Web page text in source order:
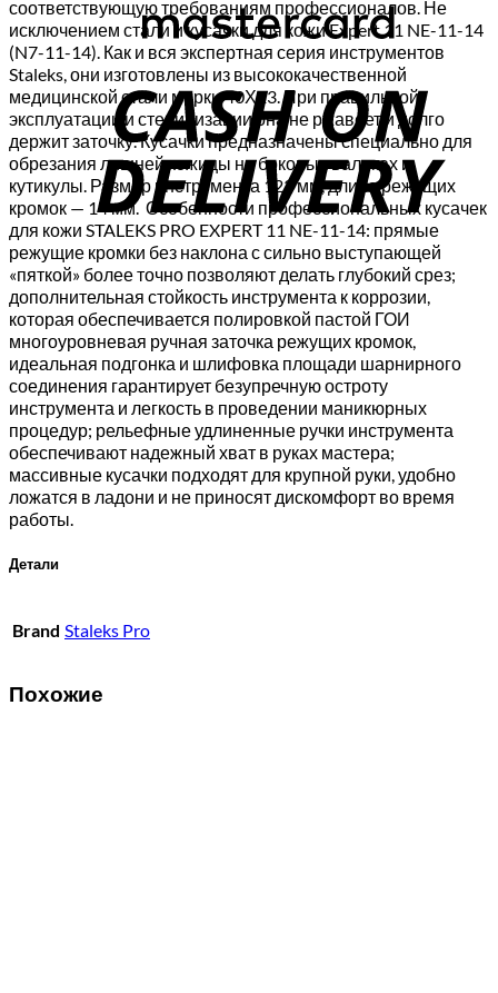
соответствующую требованиям профессионалов. Не
исключением стали и кусачки для кожи Expert 11 NE-11-14
(N7-11-14). Как и вся экспертная серия инструментов
Staleks, они изготовлены из высококачественной
медицинской стали марки 40Х13. При правильной
эксплуатации и стерилизации она не ржавеет и долго
держит заточку. Кусачки предназначены специально для
обрезания лишней кожицы на боковых валиках и
кутикулы. Размер инструмента 123 мм, длина режущих
кромок — 14 мм. Особенности профессиональных кусачек
для кожи STALEKS PRO EXPERT 11 NE-11-14: прямые
режущие кромки без наклона с сильно выступающей
«пяткой» более точно позволяют делать глубокий срез;
дополнительная стойкость инструмента к коррозии,
которая обеспечивается полировкой пастой ГОИ
многоуровневая ручная заточка режущих кромок,
идеальная подгонка и шлифовка площади шарнирного
соединения гарантирует безупречную остроту
инструмента и легкость в проведении маникюрных
процедур; рельефные удлиненные ручки инструмента
обеспечивают надежный хват в руках мастера;
массивные кусачки подходят для крупной руки, удобно
ложатся в ладони и не приносят дискомфорт во время
работы.
Детали
Brand Staleks Pro
Похожие